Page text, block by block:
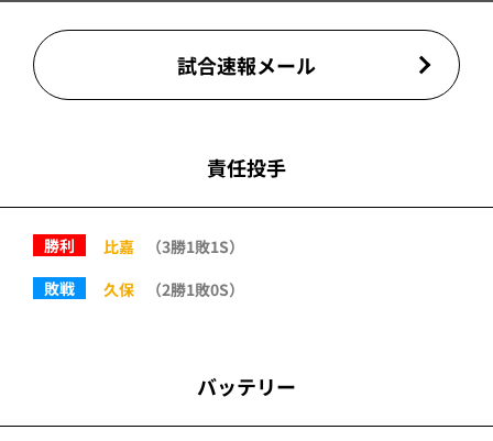
試合速報メール
責任投手
勝利 比嘉
（3勝1敗1S）
敗戦
久保 （2勝1敗0S）
バッテリー